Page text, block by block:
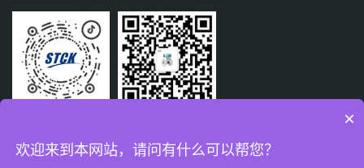
×
欢迎来到本网站，请问有什么可以帮您？